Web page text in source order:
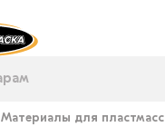
Материалы для пластмасс